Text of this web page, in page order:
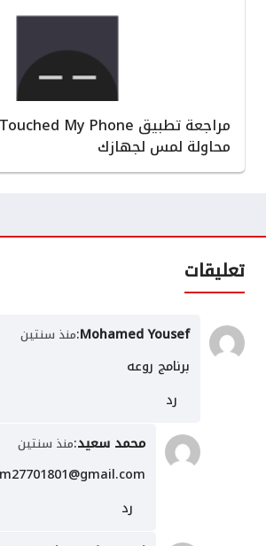
محاولة لمس لجهازك
تعليقات
Mohamed Yousef
:منذ سنتين
برنامج روعه
رد
محمد سعيد:منذ سنتين
m27701801@gmail.com
رد